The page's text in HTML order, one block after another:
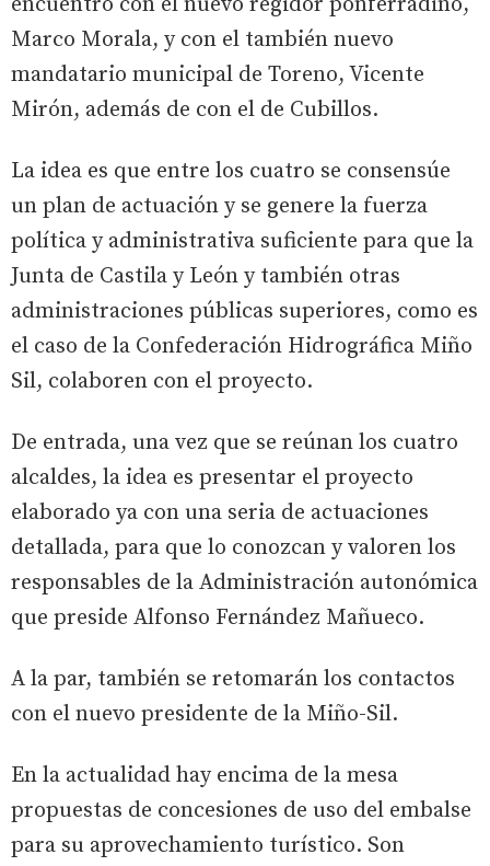
Marco Morala, y con el también nuevo
mandatario municipal de Toreno, Vicente
Mirón, además de con el de Cubillos.
La idea es que entre los cuatro se consensúe
un plan de actuación y se genere la fuerza
política y administrativa suficiente para que la
Junta de Castila y León y también otras
administraciones públicas superiores, como es
el caso de la Confederación Hidrográfica Miño
Sil, colaboren con el proyecto.
De entrada, una vez que se reúnan los cuatro
alcaldes, la idea es presentar el proyecto
elaborado ya con una seria de actuaciones
detallada, para que lo conozcan y valoren los
responsables de la Administración autonómica
que preside Alfonso Fernández Mañueco.
A la par, también se retomarán los contactos
con el nuevo presidente de la Miño-Sil.
En la actualidad hay encima de la mesa
propuestas de concesiones de uso del embalse
para su aprovechamiento turístico. Son